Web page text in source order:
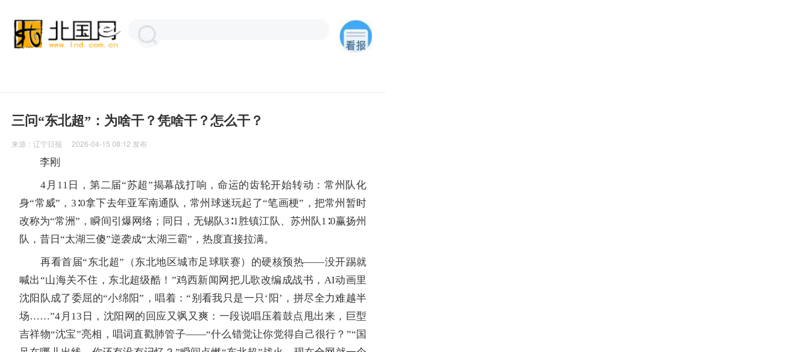
三问“东北超”：为啥干？凭啥干？怎么干？
来源：辽宁日报 2026-04-15 08:12 发布
李刚
4月11日，第二届“苏超”揭幕战打响，命运的齿轮开始转动：常州队化
身“常威”，3∶0拿下去年亚军南通队，常州球迷玩起了“笔画梗”，把常州暂时
改称为“常洲”，瞬间引爆网络；同日，无锡队3∶1胜镇江队、苏州队1∶0赢扬州
队，昔日“太湖三傻”逆袭成“太湖三霸”，热度直接拉满。
再看首届“东北超”（东北地区城市足球联赛）的硬核预热——没开踢就
喊出“山海关不住，东北超级酷！”鸡西新闻网把儿歌改编成战书，AI动画里
沈阳队成了委屈的“小绵阳”，唱着：“别看我只是一只‘阳’，拼尽全力难越半
场……”4月13日，沈阳网的回应又飒又爽：一段说唱压着鼓点甩出来，巨型
吉祥物“沈宝”亮相，唱词直戳肺管子——“什么错觉让你觉得自己很行？”“国